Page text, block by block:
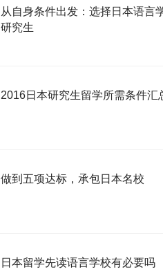
从自身条件出发：选择日本语言
研究生
2016日本研究生留学所需条件汇
做到五项达标，承包日本名校
日本留学先读语言学校有必要吗